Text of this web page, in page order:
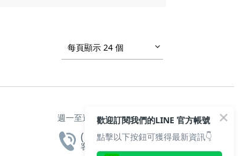
每頁顯示 24 個
週一至週五 上午10點 至 下午5點
( 02 ) 2608 - 2605
客服專線
歡迎訂閱我們的LINE 官方帳號
點擊以下按鈕可獲得最新資訊👇